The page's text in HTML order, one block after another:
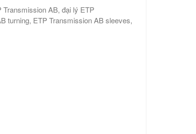
Transmission AB, đại lý ETP
turning, ETP Transmission AB sleeves,